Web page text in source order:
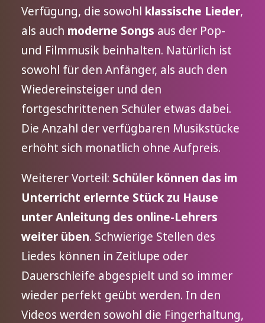
Verfügung, die sowohl klassische Lieder,
als auch moderne Songs aus der Pop-
und Filmmusik beinhalten. Natürlich ist
sowohl für den Anfänger, als auch den
Wiedereinsteiger und den
fortgeschrittenen Schüler etwas dabei.
Die Anzahl der verfügbaren Musikstücke
erhöht sich monatlich ohne Aufpreis.
Weiterer Vorteil: Schüler können das im
Unterricht erlernte Stück zu Hause
unter Anleitung des online-Lehrers
weiter üben. Schwierige Stellen des
Liedes können in Zeitlupe oder
Dauerschleife abgespielt und so immer
wieder perfekt geübt werden. In den
Videos werden sowohl die Fingerhaltung,